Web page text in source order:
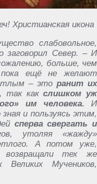
Христианская икона
слабовольное,
заговорил Север. – И
больше, чем
ещё не желают
– эторанит их
, так какслишком уж
им человека. И
и пользуясь этим,
сперва свергать и
утоляя «жажду»
А потом уже,
возвращали тех же
Мучеников,